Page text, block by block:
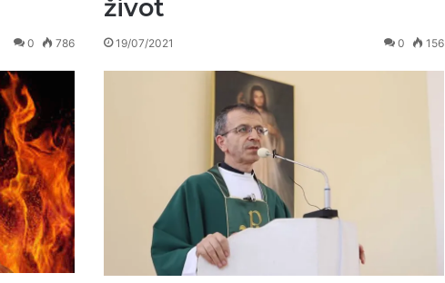
0 786
život
19/07/2021 0 156